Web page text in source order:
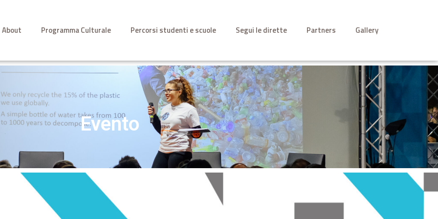
About Programma Culturale Percorsi studenti e scuole Segui le dirette Partners Gallery
Evento